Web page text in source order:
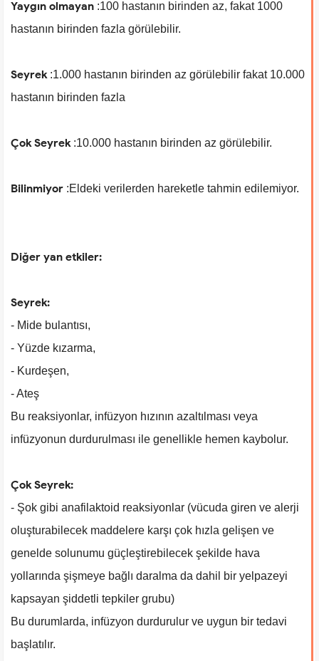
Yaygın olmayan :100 hastanın birinden az, fakat 1000
hastanın birinden fazla görülebilir.
Seyrek :1.000 hastanın birinden az görülebilir fakat 10.000
hastanın birinden fazla
Çok Seyrek :10.000 hastanın birinden az görülebilir.
Bilinmiyor :Eldeki verilerden hareketle tahmin edilemiyor.
Diğer yan etkiler:
Seyrek:
- Mide bulantısı,
- Yüzde kızarma,
- Kurdeşen,
- Ateş
Bu reaksiyonlar, infüzyon hızının azaltılması veya
infüzyonun durdurulması ile genellikle hemen kaybolur.
Çok Seyrek:
- Şok gibi anafilaktoid reaksiyonlar (vücuda giren ve alerji
oluşturabilecek maddelere karşı çok hızla gelişen ve
genelde solunumu güçleştirebilecek şekilde hava
yollarında şişmeye bağlı daralma da dahil bir yelpazeyi
kapsayan şiddetli tepkiler grubu)
Bu durumlarda, infüzyon durdurulur ve uygun bir tedavi
başlatılır.